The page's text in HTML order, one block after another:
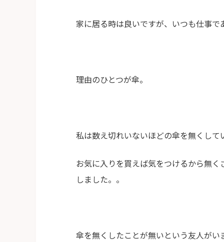
家に居る時は良いですが、いつも仕事
理由のひとつが傘。
私は数え切れいないほどの傘を無くして
お気に入りを買えば気をつけるから無
しました。。
傘を無くしたことが無いという友人がい